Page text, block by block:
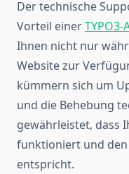
Der technische
Vorteil einer
Ihnen nicht nur
Website zur
kümmern sich um
und die Behebung
gewährleistet, dass
funktioniert und
entspricht.